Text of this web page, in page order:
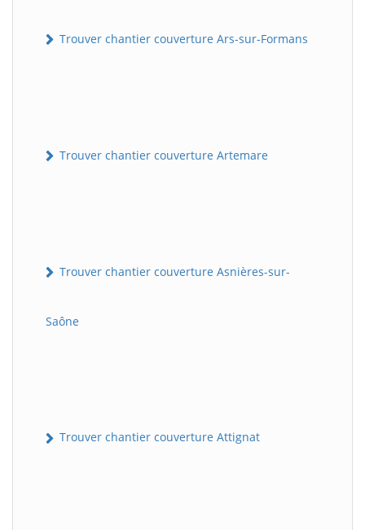
Trouver chantier couverture Ars-sur-Formans
Trouver chantier couverture Artemare
Trouver chantier couverture Asnières-sur-
Saône
Trouver chantier couverture Attignat